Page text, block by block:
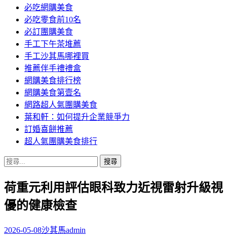
必吃網購美食
必吃零食前10名
必訂團購美食
手工下午茶堆薦
手工沙其馬哪裡買
推薦伴手禮禮盒
網購美食排行榜
網購美食第壹名
網路超人氣團購美食
葉和軒：如何提升企業競爭力
訂婚喜餅推薦
超人氣團購美食排行
搜
關
鍵
字:
荷重元利用評估眼科致力近視雷射升級視
優的健康檢查
2026-05-08沙其馬admin